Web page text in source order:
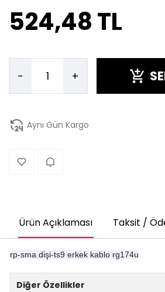
524,48 TL
- +
Aynı Gün Kargo
Ürün Açıklaması Taksit /
rp-sma dişi-ts9 erkek kablo rg174u
Diğer Özellikler